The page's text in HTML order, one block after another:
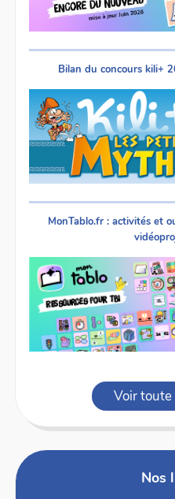
Bilan du concours kili+
MonTablo.fr : activités et
Voir
Nos